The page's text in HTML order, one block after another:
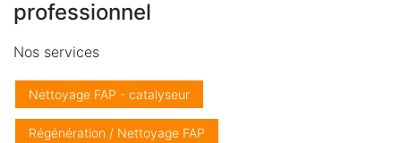
professionnel
Nos services
Nettoyage FAP - catalyseur
Régénération / Nettoyage FAP